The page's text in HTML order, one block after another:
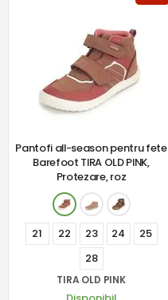
Pantofi all-season pentru fete
Barefoot TIRA OLD PINK,
Protezare, roz
21 22 23 24
25
28
TIRA OLD PINK